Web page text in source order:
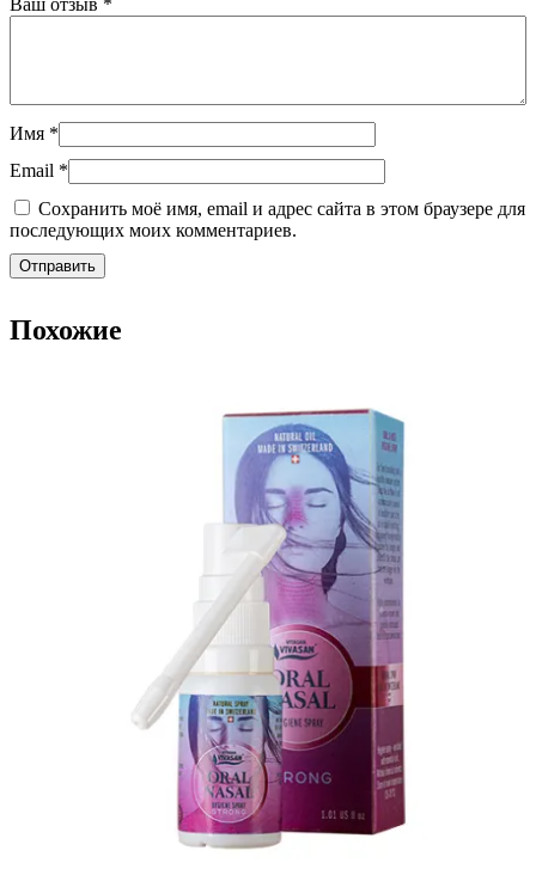
Ваш отзыв *
Имя *
Email *
Сохранить моё имя, email и адрес сайта в этом браузере для
последующих моих комментариев.
Похожие